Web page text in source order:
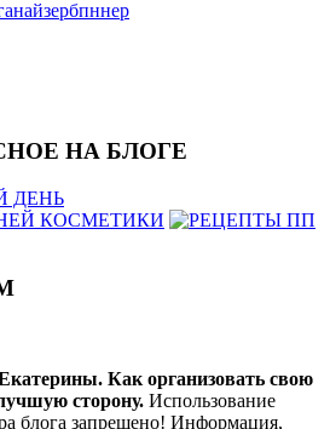
НА БЛОГЕ
Как организовать свою
сторону. Использование
блога запрещено! Информация,